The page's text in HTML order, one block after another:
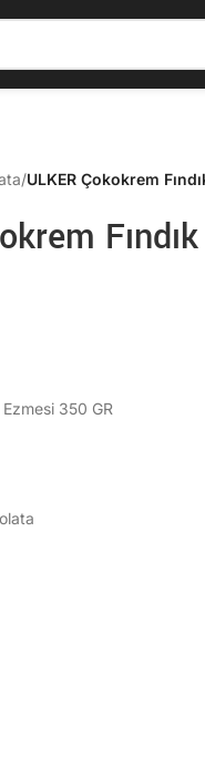
/ULKER Çokokrem
Ezmesi 350 GR